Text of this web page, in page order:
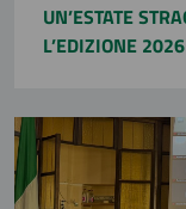
UN’ESTATE
L’EDIZIONE